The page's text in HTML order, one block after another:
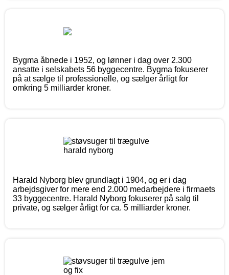
Bygma åbnede i 1952, og lønner i dag over 2.300
ansatte i selskabets 56 byggecentre. Bygma fokuserer
på at sælge til professionelle, og sælger årligt for
omkring 5 milliarder kroner.
Harald Nyborg blev grundlagt i 1904, og er i dag
arbejdsgiver for mere end 2.000 medarbejdere i firmaets
33 byggecentre. Harald Nyborg fokuserer på salg til
private, og sælger årligt for ca. 5 milliarder kroner.